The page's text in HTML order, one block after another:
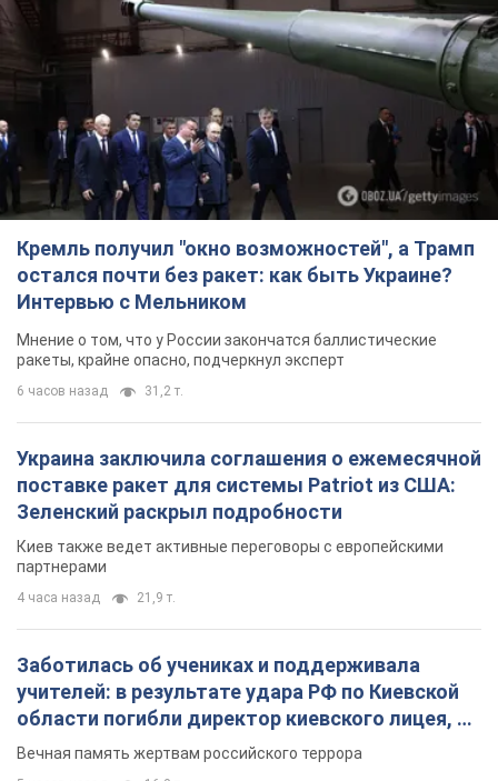
Кремль получил "окно возможностей", а Трамп
остался почти без ракет: как быть Украине?
Интервью с Мельником
Мнение о том, что у России закончатся баллистические
ракеты, крайне опасно, подчеркнул эксперт
6 часов назад 31,2 т.
Украина заключила соглашения о ежемесячной
поставке ракет для системы Patriot из США:
Зеленский раскрыл подробности
Киев также ведет активные переговоры с европейскими
партнерами
4 часа назад 21,9 т.
Заботилась об учениках и поддерживала
учителей: в результате удара РФ по Киевской
области погибли директор киевского лицея, её
муж и внук
Вечная память жертвам российского террора